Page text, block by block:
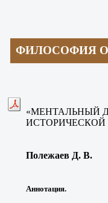
ФИЛОСОФИЯ
«МЕНТАЛЬНЫЙ
Полежаев Д. В.
Аннотация.